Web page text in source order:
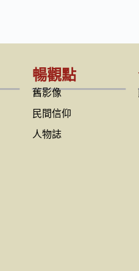
暢觀點
舊影像
民間信仰
人物誌